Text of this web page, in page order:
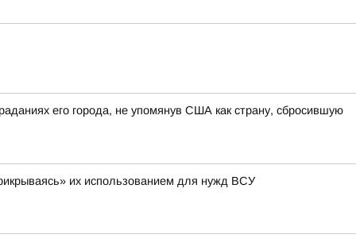
его города, не упомянув США как страну, сбросившую
их использованием для нужд ВСУ